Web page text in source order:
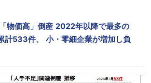
物価高」倒産 2022年以降で最多の
533件、 小・零細企業が増加し負